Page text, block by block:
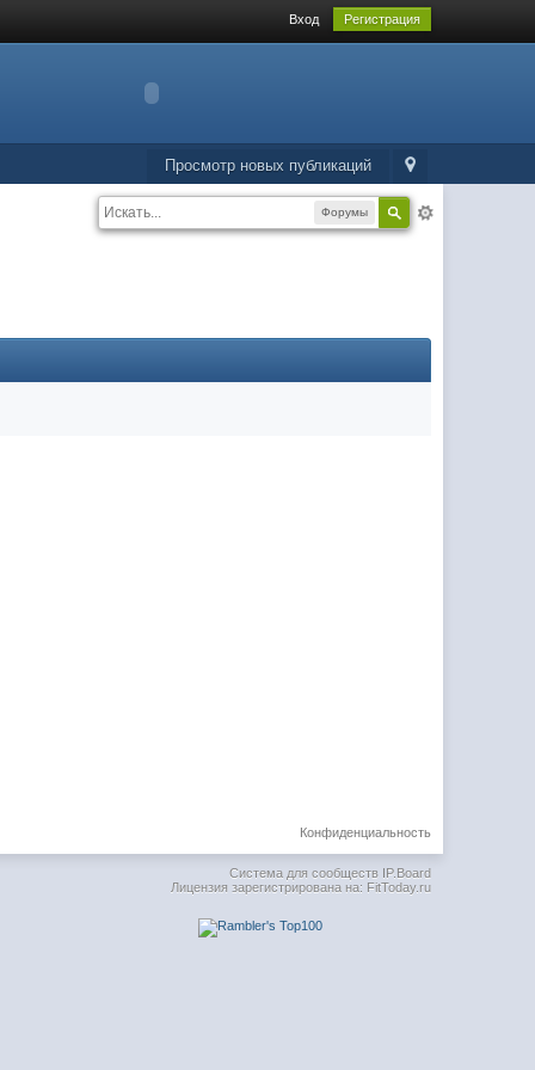
Вход Регистрация
Просмотр новых публикаций
Форумы
Конфиденциальность
Система для сообществ IP.Board
Лицензия зарегистрирована на: FitToday.ru